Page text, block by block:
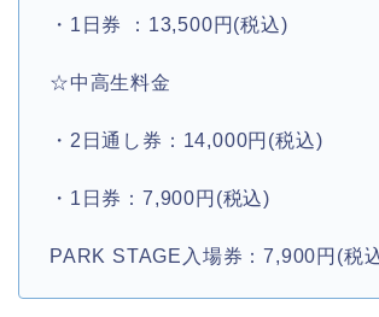
・1日券 ：13,500円(税込)
☆中高生料金
・2日通し券：14,000円(税込)
・1日券：7,900円(税込)
PARK STAGE入場券：7,900円(税